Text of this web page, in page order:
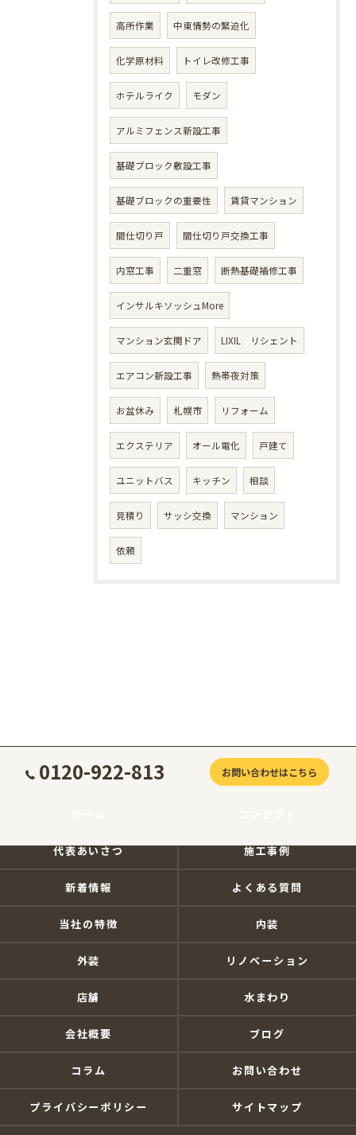
高所作業 中東情勢の緊迫化
化学原材料 トイレ改修工事
ホテルライク モダン
アルミフェンス新設工事
基礎ブロック敷設工事
基礎ブロックの重要性 賃貸マンション
間仕切り戸 間仕切り戸交換工事
内窓工事 二重窓 断熱基礎補修工事
インサルキソッシュMore
マンション玄関ドア LIXIL リシェント
エアコン新設工事 熱帯夜対策
お盆休み 札幌市 リフォーム
エクステリア オール電化 戸建て
ユニットバス キッチン 相談
見積り サッシ交換 マンション
依頼
0120-922-813 お問い合わせはこちら
代表あいさつ 施工事例
新着情報 よくある質問
当社の特徴 内装
外装 リノベーション
店舗 水まわり
会社概要 ブログ
コラム お問い合わせ
プライバシーポリシー サイトマップ